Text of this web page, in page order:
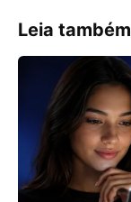
Leia também